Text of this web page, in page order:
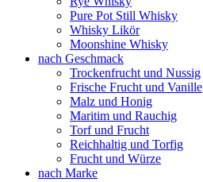
Pure Pot Still Whisky
Whisky Likör
Moonshine Whisky
nach Geschmack
Trockenfrucht und Nussig
Frische Frucht und Vanille
Malz und Honig
Maritim und Rauchig
Torf und Frucht
Reichhaltig und Torfig
Frucht und Würze
nach Marke